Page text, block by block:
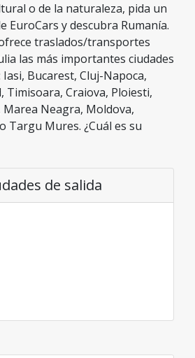
o de la naturaleza, pida un
EuroCars y descubra Rumanía.
traslados/transportes
las más importantes ciudades
Bucarest, Cluj-Napoca,
Timisoara, Craiova, Ploiesti,
Marea Neagra, Moldova,
Targu Mures. ¿Cuál es su
de salida